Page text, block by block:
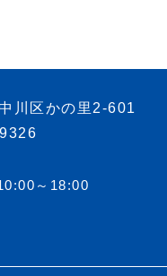
川区かの里2-601
～18:00